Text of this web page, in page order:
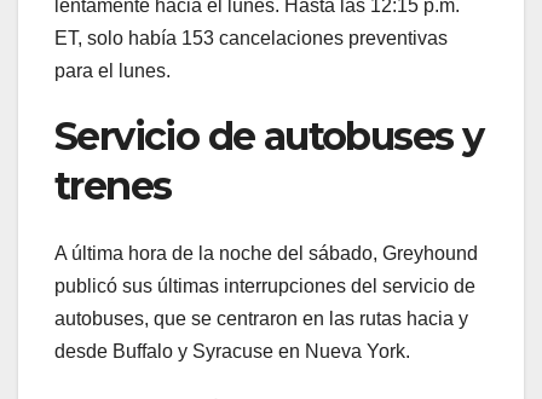
lentamente hacia el lunes. Hasta las 12:15 p.m.
ET, solo había 153 cancelaciones preventivas
para el lunes.
Servicio de autobuses y
trenes
A última hora de la noche del sábado, Greyhound
publicó sus últimas interrupciones del servicio de
autobuses, que se centraron en las rutas hacia y
desde Buffalo y Syracuse en Nueva York.